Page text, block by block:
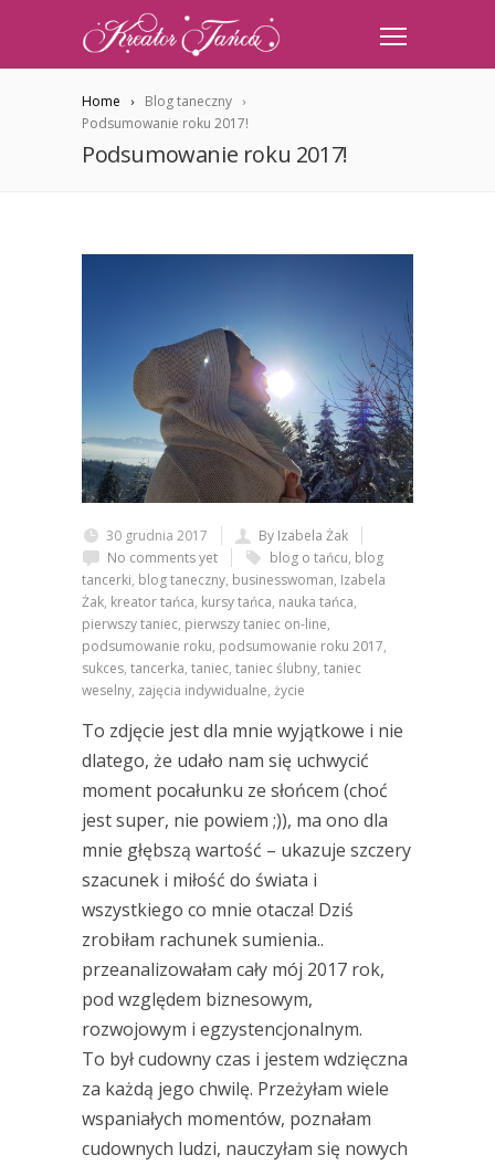
Home
Blog taneczny
Podsumowanie roku 2017!
Podsumowanie roku 2017!
30 grudnia 2017
By Izabela Żak
No comments yet
blog o tańcu, blog
tancerki, blog taneczny, businesswoman, Izabela
Żak, kreator tańca, kursy tańca, nauka tańca,
pierwszy taniec, pierwszy taniec on-line,
podsumowanie roku, podsumowanie roku 2017,
sukces, tancerka, taniec, taniec ślubny, taniec
weselny, zajęcia indywidualne, życie
To zdjęcie jest dla mnie wyjątkowe i nie
dlatego, że udało nam się uchwycić
moment pocałunku ze słońcem (choć
jest super, nie powiem ;)), ma ono dla
mnie głębszą wartość – ukazuje szczery
szacunek i miłość do świata i
wszystkiego co mnie otacza! Dziś
zrobiłam rachunek sumienia..
przeanalizowałam cały mój 2017 rok,
pod względem biznesowym,
rozwojowym i egzystencjonalnym.
To był cudowny czas i jestem wdzięczna
za każdą jego chwilę. Przeżyłam wiele
wspaniałych momentów, poznałam
cudownych ludzi, nauczyłam się nowych